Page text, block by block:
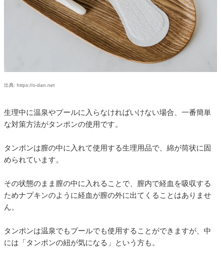
出典: https://o-dan.net
生理中に温泉やプールに入らなければいけない場合、一番簡単
な対策方法がタンポンの使用です。
タンポンは膣の中に入れて使用する生理用品で、綿が筒状に固
められています。
その状態のまま膣の中に入れることで、膣内で経血を吸収する
ためナプキンのように経血が膣の外に出てくることはありませ
ん。
タンポンは温泉でもプールでも使用することができますが、中
には「タンポンの紐が気になる」という方も。